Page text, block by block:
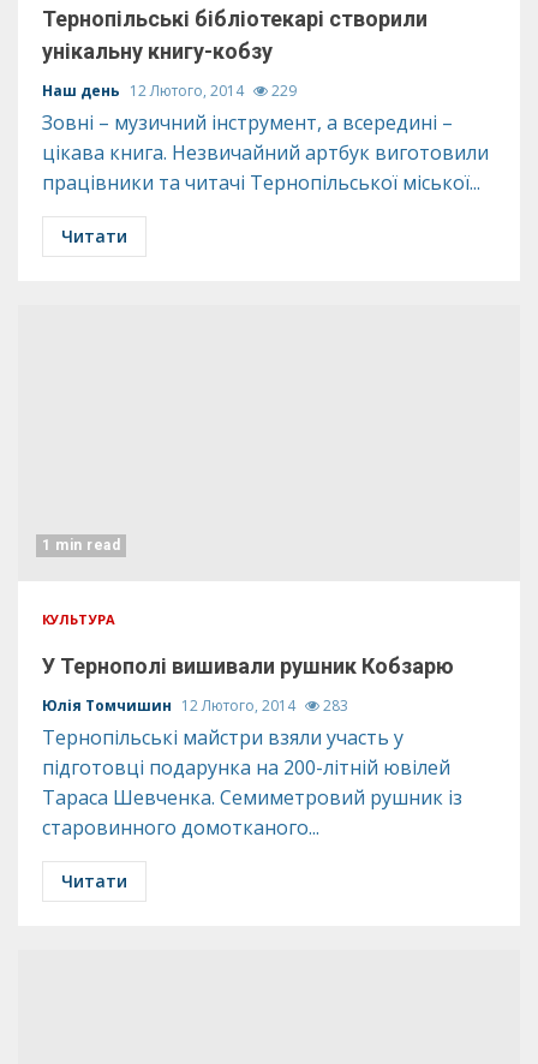
Тернопільські бібліотекарі створили
унікальну книгу-кобзу
Наш день 12 Лютого, 2014 229
Зовні – музичний інструмент, а всередині –
цікава книга. Незвичайний артбук виготовили
працівники та читачі Тернопільської міської...
Читати
1 min read
КУЛЬТУРА
У Тернополі вишивали рушник Кобзарю
Юлія Томчишин 12 Лютого, 2014 283
Тернопільські майстри взяли участь у
підготовці подарунка на 200-літній ювілей
Тараса Шевченка. Семиметровий рушник із
старовинного домотканого...
Читати